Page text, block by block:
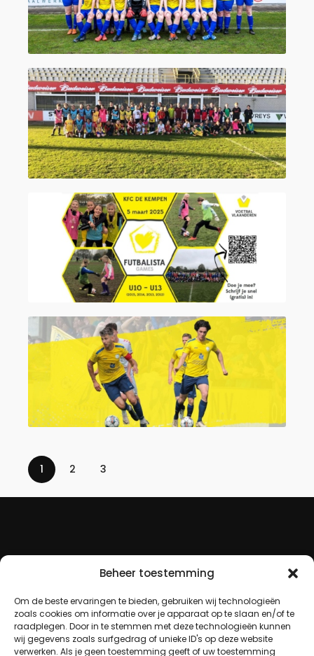
Beheer toestemming
Om de beste ervaringen te bieden, gebruiken wij technologieën
zoals cookies om informatie over je apparaat op te slaan en/of te
raadplegen. Door in te stemmen met deze technologieën kunnen
wij gegevens zoals surfgedrag of unieke ID's op deze website
verwerken. Als je geen toestemming geeft of uw toestemming
1 2 3